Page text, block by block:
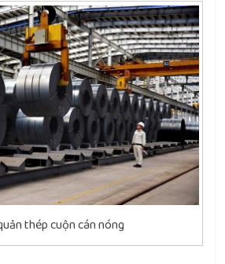
thép cuộn cán nóng